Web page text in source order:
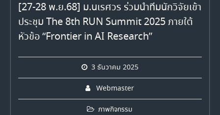
[27-28 พ.ย.68] ม.นเรศวร ร่วมนำทีมนักวิจัยเข้า
ประชุม The 8th RUN Summit 2025 ภายใต้
หัวข้อ “Frontier in AI Research”
3 ธันวาคม 2025
Webmaster
ภาพกิจกรรม